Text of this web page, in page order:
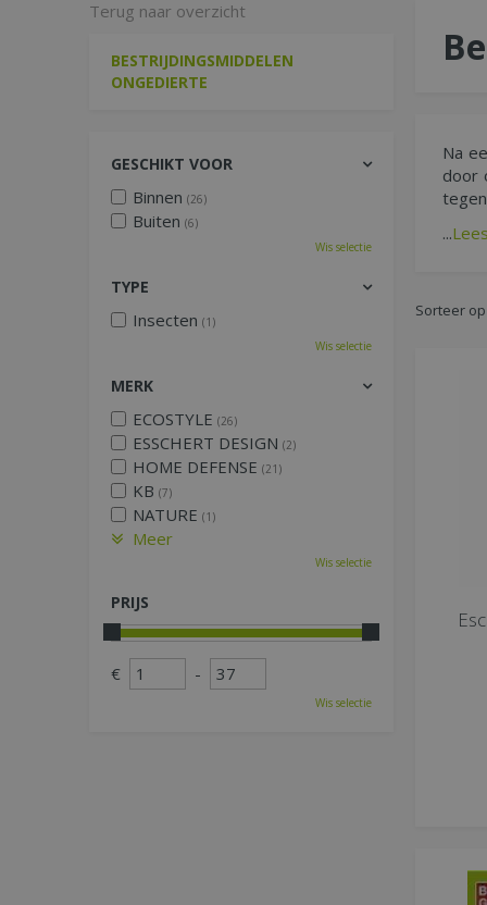
Na
door
...
Sorteer op
Terug naar overzicht
BESTRIJDINGSMIDDELEN
ONGEDIERTE
GESCHIKT VOOR
Binnen (26)
Buiten (6)
Wis selectie
TYPE
Insecten (1)
Wis selectie
MERK
ECOSTYLE (26)
ESSCHERT DESIGN (2)
HOME DEFENSE (21)
KB (7)
NATURE (1)
Meer
Wis selectie
PRIJS
€ -
Wis selectie